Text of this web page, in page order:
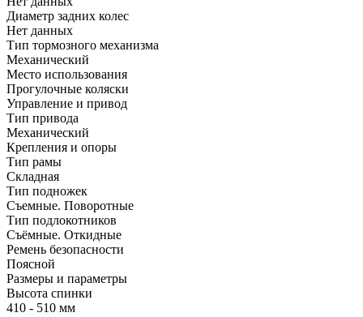
Диаметр задних колес
Нет данных
Тип тормозного механизма
Механический
Место использования
Прогулочные коляски
Управление и привод
Тип привода
Механический
Крепления и опоры
Тип рамы
Складная
Тип подножек
Съемные. Поворотные
Тип подлокотников
Съёмные. Откидные
Ремень безопасности
Поясной
Размеры и параметры
Высота спинки
410 - 510 мм